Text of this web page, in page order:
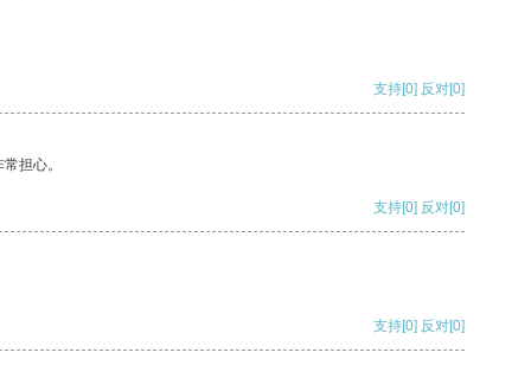
支持[0] 反对[0]
担心。
支持[0] 反对[0]
支持[0] 反对[0]